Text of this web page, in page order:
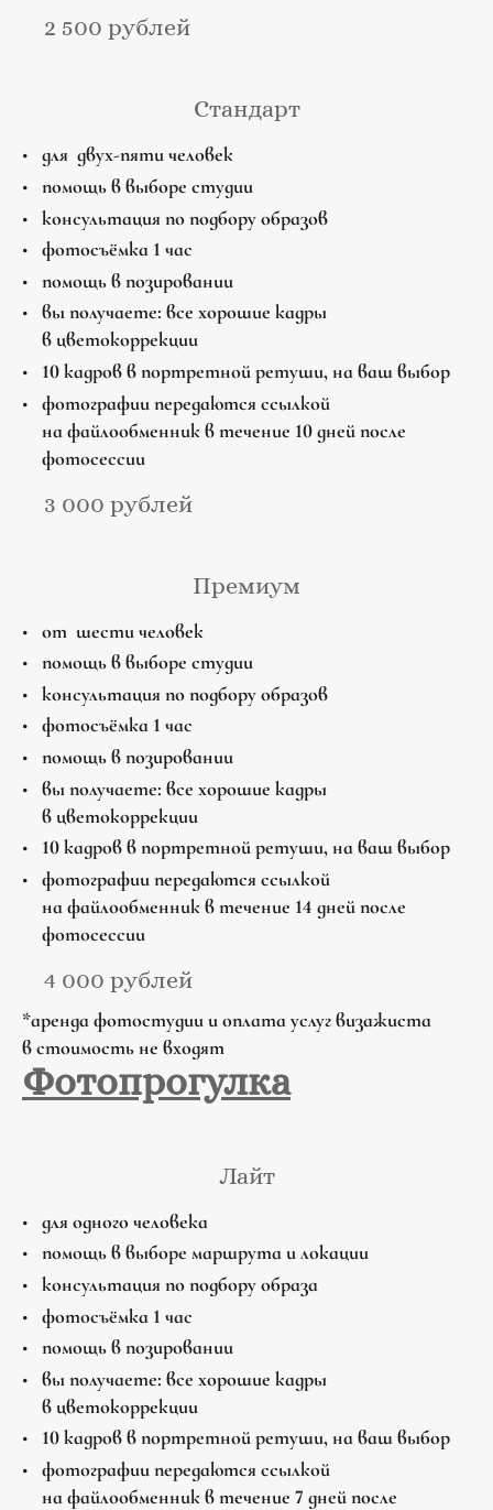
2 500 рублей
Стандарт
для двух-пяти человек
помощь в выборе студии
консультация по подбору образов
фотосъёмка 1 час
помощь в позировании
вы получаете: все хорошие кадры
в цветокоррекции
10 кадров в портретной ретуши, на ваш выбор
фотографии передаются ссылкой
на файлообменник в течение 10 дней после
фотосессии
3 000 рублей
Премиум
от шести человек
помощь в выборе студии
консультация по подбору образов
фотосъёмка 1 час
помощь в позировании
вы получаете: все хорошие кадры
в цветокоррекции
10 кадров в портретной ретуши, на ваш выбор
фотографии передаются ссылкой
на файлообменник в течение 14 дней после
фотосессии
4 000 рублей
*аренда фотостудии и оплата услуг визажиста
в стоимость не входят
Фотопрогулка
Лайт
для одного человека
помощь в выборе маршрута и локации
консультация по подбору образа
фотосъёмка 1 час
помощь в позировании
вы получаете: все хорошие кадры
в цветокоррекции
10 кадров в портретной ретуши, на ваш выбор
фотографии передаются ссылкой
на файлообменник в течение 7 дней после